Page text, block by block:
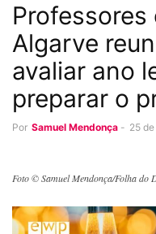
Professores
Algarve
avaliar ano
preparar o
Por Samuel Mendonça - 25
Foto © Samuel Mendonça/Folha do